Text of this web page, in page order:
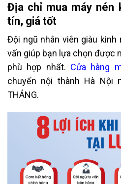
Địa chỉ mua máy nén
tín, giá tốt
Đội ngũ nhân viên giàu
vấn giúp bạn lựa chọn được
phù hợp nhất. Cửa hàng
chuyển nội thành Hà Nội
THÁNG.